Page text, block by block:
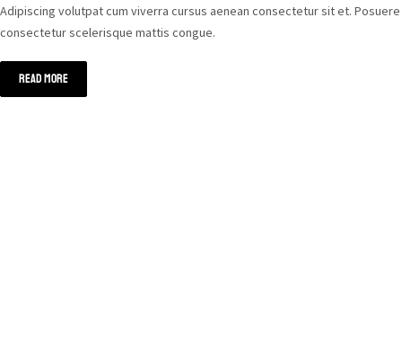
Adipiscing volutpat cum viverra cursus aenean consectetur sit et. Posuere
consectetur scelerisque mattis congue.
READ MORE